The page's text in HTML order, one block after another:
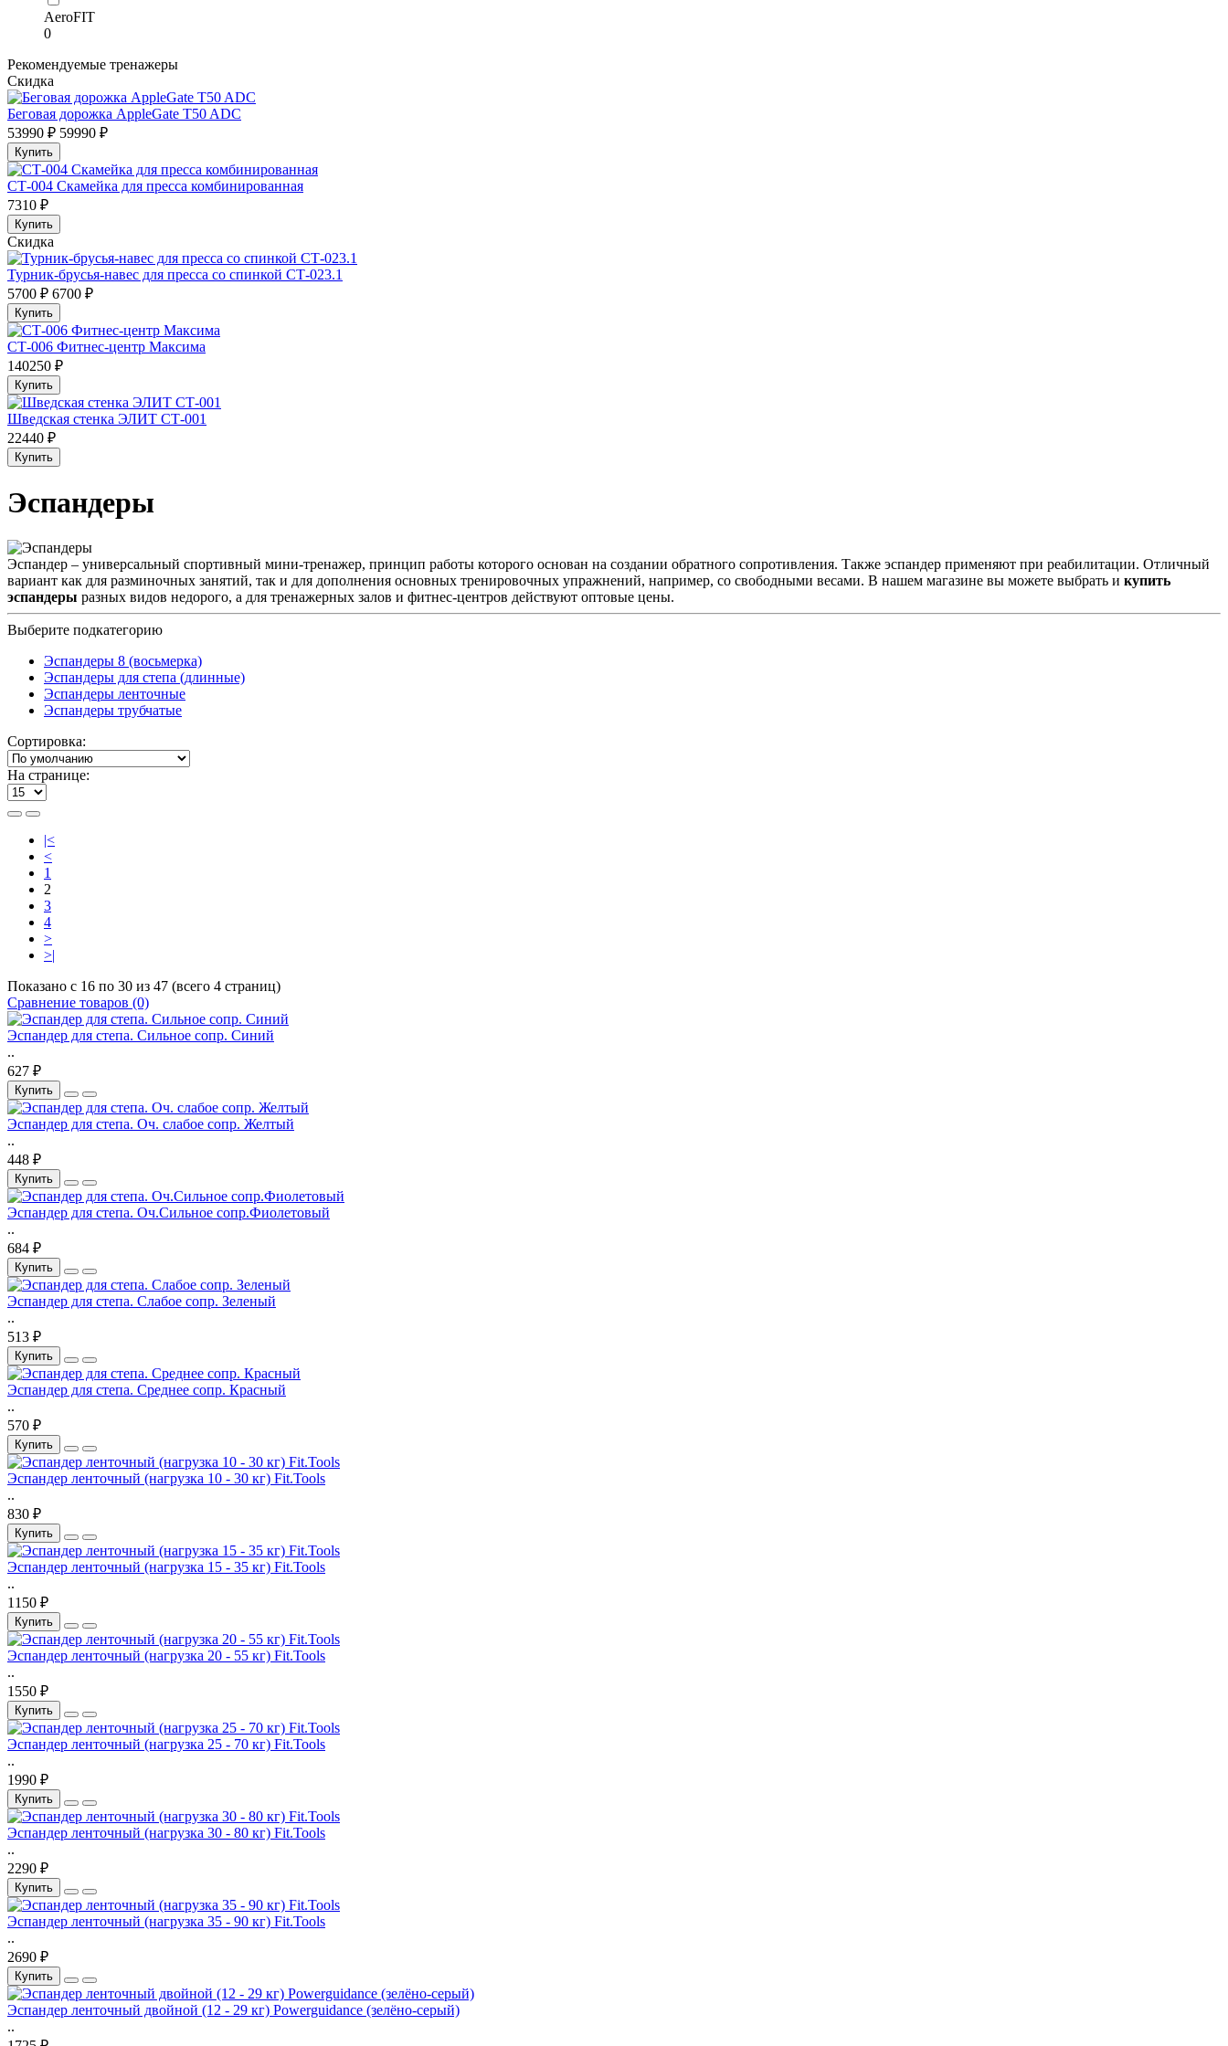
AeroFIT
0
Рекомендуемые тренажеры
Скидка
Беговая дорожка AppleGate T50 ADC
53990 ₽ 59990 ₽
Купить
СТ-004 Скамейка для пресса комбинированная
7310 ₽
Купить
Скидка
Турник-брусья-навес для пресса со спинкой СТ-023.1
5700 ₽ 6700 ₽
Купить
СТ-006 Фитнес-центр Максима
140250 ₽
Купить
Шведская стенка ЭЛИТ СТ-001
22440 ₽
Купить
Эспандеры
Эспандер – универсальный спортивный мини-тренажер, принцип работы которого основан на создании обратного сопротивления. Также эспандер применяют при реабилитации. Отличный
вариант как для разминочных занятий, так и для дополнения основных тренировочных упражнений, например, со свободными весами. В нашем магазине вы можете выбрать и купить
эспандеры разных видов недорого, а для тренажерных залов и фитнес-центров действуют оптовые цены.
Выберите подкатегорию
Эспандеры 8 (восьмерка)
Эспандеры для степа (длинные)
Эспандеры ленточные
Эспандеры трубчатые
Сортировка:
На странице:
|<
<
1
2
3
4
>
>|
Показано с 16 по 30 из 47 (всего 4 страниц)
Сравнение товаров (0)
Эспандер для степа. Cильное сопр. Синий
..
627 ₽
Купить
Эспандер для степа. Оч. слабое сопр. Желтый
..
448 ₽
Купить
Эспандер для степа. Оч.Сильное сопр.Фиолетовый
..
684 ₽
Купить
Эспандер для степа. Слабое сопр. Зеленый
..
513 ₽
Купить
Эспандер для степа. Среднее сопр. Красный
..
570 ₽
Купить
Эспандер ленточный (нагрузка 10 - 30 кг) Fit.Tools
..
830 ₽
Купить
Эспандер ленточный (нагрузка 15 - 35 кг) Fit.Tools
..
1150 ₽
Купить
Эспандер ленточный (нагрузка 20 - 55 кг) Fit.Tools
..
1550 ₽
Купить
Эспандер ленточный (нагрузка 25 - 70 кг) Fit.Tools
..
1990 ₽
Купить
Эспандер ленточный (нагрузка 30 - 80 кг) Fit.Tools
..
2290 ₽
Купить
Эспандер ленточный (нагрузка 35 - 90 кг) Fit.Tools
..
2690 ₽
Купить
Эспандер ленточный двойной (12 - 29 кг) Powerguidance (зелёно-серый)
..